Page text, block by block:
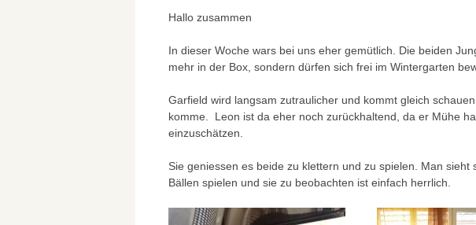
Hallo zusammen
In dieser Woche wars bei uns eher gemütlich. Die beiden
mehr in der Box, sondern dürfen sich frei im Wintergarten
Garfield wird langsam zutraulicher und kommt gleich
komme. Leon ist da eher noch zurückhaltend, da er Mühe
einzuschätzen.
Sie geniessen es beide zu klettern und zu spielen. Man sieht
Bällen spielen und sie zu beobachten ist einfach herrlich.